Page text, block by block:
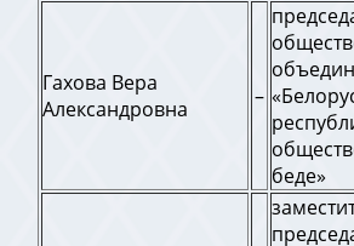
Гахова Вера
Александровна
–
беде»